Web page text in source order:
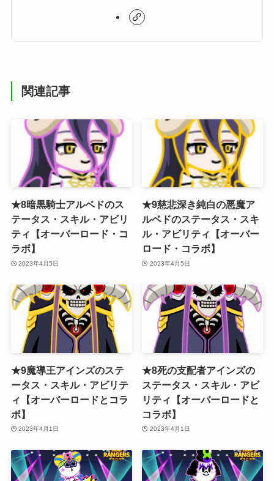
関連記事
★8暗黒騎士アルベドのス
テータス・スキル・アビリ
ティ【オーバーロード・コ
ラボ】
2023年4月5日
★9慈悲深き純白の悪魔ア
ルベドのステータス・スキ
ル・アビリティ【オーバー
ロード・コラボ】
2023年4月5日
★9魔導王アインズのステ
ータス・スキル・アビリテ
ィ【オーバーロードとコラ
ボ】
2023年4月1日
★8死の支配者アインズの
ステータス・スキル・アビ
リティ【オーバーロードと
コラボ】
2023年4月1日